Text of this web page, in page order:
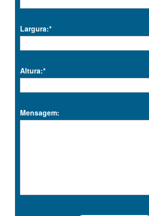
Largura:*
Altura:*
Mensagem: